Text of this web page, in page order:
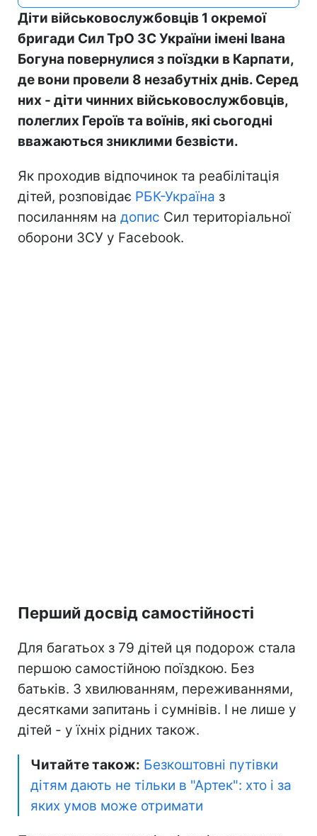
Діти військовослужбовців 1 окремої
бригади Сил ТрО ЗС України імені Івана
Богуна повернулися з поїздки в Карпати,
де вони провели 8 незабутніх днів. Серед
них - діти чинних військовослужбовців,
полеглих Героїв та воїнів, які сьогодні
вважаються зниклими безвісти.
Як проходив відпочинок та реабілітація
дітей, розповідає РБК-Україна з
посиланням на допис Сил територіальної
оборони ЗСУ у Facebook.
Перший досвід самостійності
Для багатьох з 79 дітей ця подорож стала
першою самостійною поїздкою. Без
батьків. З хвилюванням, переживаннями,
десятками запитань і сумнівів. І не лише у
дітей - у їхніх рідних також.
Читайте також: Безкоштовні путівки
дітям дають не тільки в "Артек": хто і за
яких умов може отримати